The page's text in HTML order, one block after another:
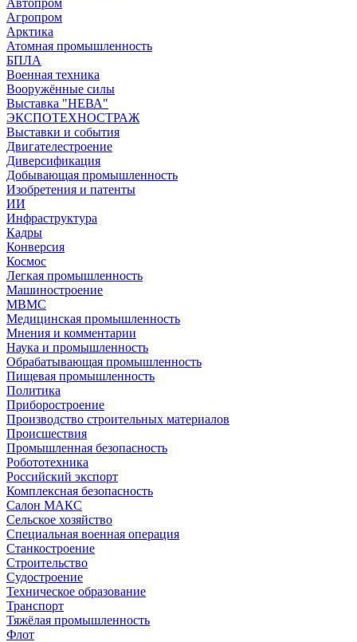
Агропром
Арктика
Атомная промышленность
БПЛА
Военная техника
Вооружённые силы
Выставка "НЕВА"
ЭКСПОТЕХНОСТРАЖ
Выставки и события
Двигателестроение
Диверсификация
Добывающая промышленность
Изобретения и патенты
ИИ
Инфраструктура
Кадры
Конверсия
Космос
Легкая промышленность
Машиностроение
МВМС
Медицинская промышленность
Мнения и комментарии
Наука и промышленность
Обрабатывающая промышленность
Пищевая промышленность
Политика
Приборостроение
Производство строительных материалов
Происшествия
Промышленная безопасность
Робототехника
Российский экспорт
Комплексная безопасность
Салон МАКС
Сельское хозяйство
Специальная военная операция
Станкостроение
Строительство
Судостроение
Техническое образование
Транспорт
Тяжёлая промышленность
Флот